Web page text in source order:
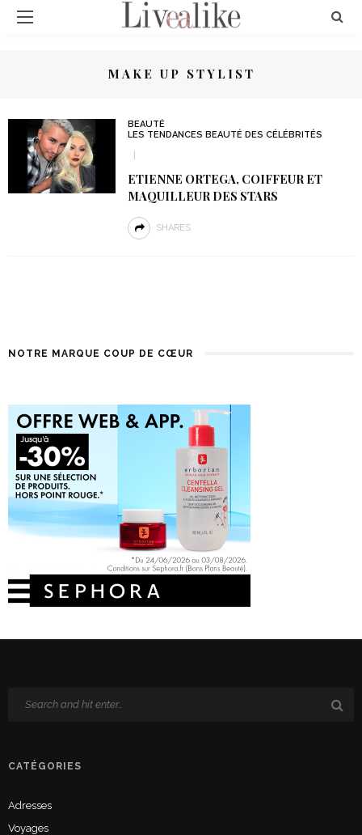
MAKE UP STYLIST
BEAUTÉ
LES TENDANCES BEAUTÉ DES CÉLÉBRITÉS
ETIENNE ORTEGA, COIFFEUR ET
MAQUILLEUR DES STARS
SHARES
NOTRE MARQUE COUP DE CŒUR
CATÉGORIES
Adresses
Voyages